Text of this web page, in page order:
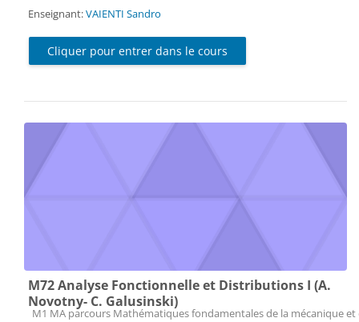
Enseignant:VAIENTI Sandro
Cliquer pour entrer dans le cours
M72 Analyse Fonctionnelle et Distributions I (A.
Novotny- C. Galusinski)
Catégorie de cours
M1 MA parcours Mathématiques fondamentales de la mécanique